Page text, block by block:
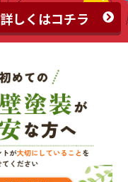
詳しくはコチラ